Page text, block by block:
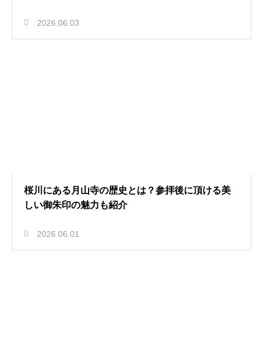
2026.06.03
桜川にある月山寺の歴史とは？参拝後に頂ける美
しい御朱印の魅力も紹介
2026.06.01